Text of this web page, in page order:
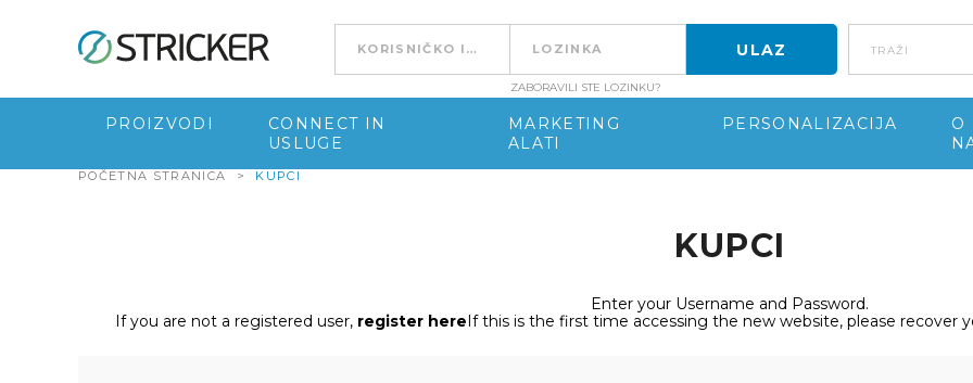
Go to content
ZABORAVILI STE LOZINKU?
Traži
PROIZVODI
CONNECT IN
USLUGE
MARKETING
ALATI
PERSONALIZACIJA
O
POČETNA STRANICA > KUPCI
KUPCI
Enter your Username and Password.
If you are not a registered user, register hereIf this is the first time accessing the new website, please recover